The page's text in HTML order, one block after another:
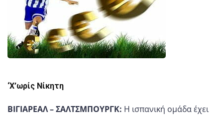
‘Χ’ωρίς Νίκητη
ΒΙΓΙΑΡΕΑΛ – ΣΑΛΤΣΜΠΟΥΡΓΚ: Η ισπανική ομάδα έχει